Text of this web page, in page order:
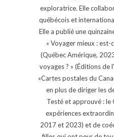
exploratrice. Elle
québécois et
Elle a publié une
« Voyager mieux : est-
(Québec Amérique,
voyages ? » (Éditions
«Cartes postales du
en plus de diriger les
Testé et approuvé : le
expériences
2017 et 2023) et de